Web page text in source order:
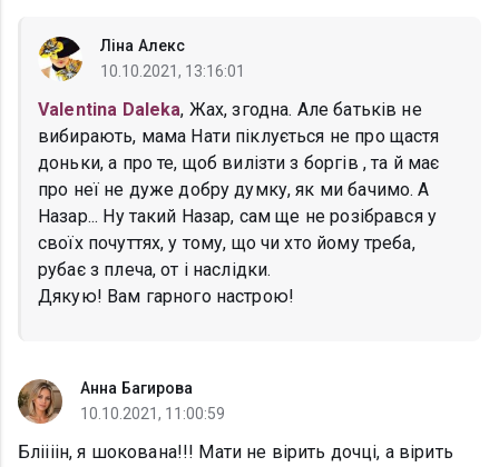
Ліна Алекс
10.10.2021, 13:16:01
Valentina Daleka, Жах, згодна. Але батьків не
вибирають, мама Нати піклується не про щастя
доньки, а про те, щоб вилізти з боргів , та й має
про неї не дуже добру думку, як ми бачимо. А
Назар... Ну такий Назар, сам ще не розібрався у
своїх почуттях, у тому, що чи хто йому треба,
рубає з плеча, от і наслідки.
Дякую! Вам гарного настрою!
Анна Багирова
10.10.2021, 11:00:59
Бліііін, я шокована!!! Мати не вірить дочці, а вірить